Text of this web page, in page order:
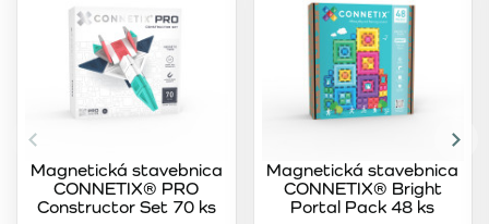
Magnetická stavebnica
CONNETIX® PRO
Constructor Set 70 ks
Magnetická stavebnica
CONNETIX® Bright
Portal Pack 48 ks